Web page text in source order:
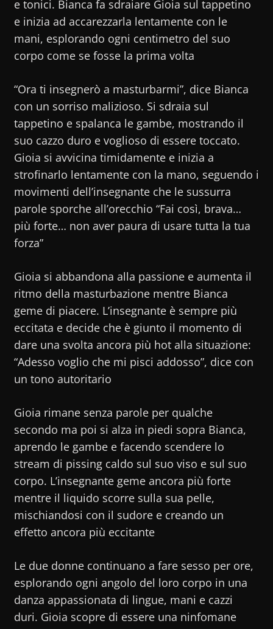
e tonici. Bianca fa sdraiare Gioia sul tappetino
e inizia ad accarezzarla lentamente con le
mani, esplorando ogni centimetro del suo
corpo come se fosse la prima volta
“Ora ti insegnerò a masturbarmi”, dice Bianca
con un sorriso malizioso. Si sdraia sul
tappetino e spalanca le gambe, mostrando il
suo cazzo duro e voglioso di essere toccato.
Gioia si avvicina timidamente e inizia a
strofinarlo lentamente con la mano, seguendo i
movimenti dell’insegnante che le sussurra
parole sporche all’orecchio “Fai così, brava…
più forte… non aver paura di usare tutta la tua
forza”
Gioia si abbandona alla passione e aumenta il
ritmo della masturbazione mentre Bianca
geme di piacere. L’insegnante è sempre più
eccitata e decide che è giunto il momento di
dare una svolta ancora più hot alla situazione:
“Adesso voglio che mi pisci addosso”, dice con
un tono autoritario
Gioia rimane senza parole per qualche
secondo ma poi si alza in piedi sopra Bianca,
aprendo le gambe e facendo scendere lo
stream di pissing caldo sul suo viso e sul suo
corpo. L’insegnante geme ancora più forte
mentre il liquido scorre sulla sua pelle,
mischiandosi con il sudore e creando un
effetto ancora più eccitante
Le due donne continuano a fare sesso per ore,
esplorando ogni angolo del loro corpo in una
danza appassionata di lingue, mani e cazzi
duri. Gioia scopre di essere una ninfomane